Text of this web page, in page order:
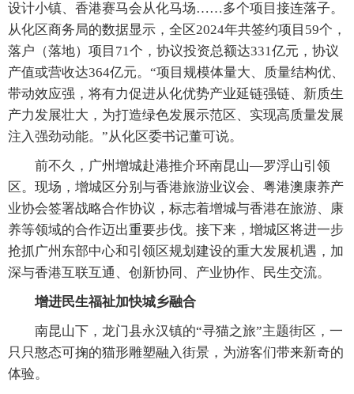
设计小镇、香港赛马会从化马场……多个项目接连落子。
从化区商务局的数据显示，全区2024年共签约项目59个，
落户（落地）项目71个，协议投资总额达331亿元，协议
产值或营收达364亿元。“项目规模体量大、质量结构优、
带动效应强，将有力促进从化优势产业延链强链、新质生
产力发展壮大，为打造绿色发展示范区、实现高质量发展
注入强劲动能。”从化区委书记董可说。
前不久，广州增城赴港推介环南昆山—罗浮山引领
区。现场，增城区分别与香港旅游业议会、粤港澳康养产
业协会签署战略合作协议，标志着增城与香港在旅游、康
养等领域的合作迈出重要步伐。接下来，增城区将进一步
抢抓广州东部中心和引领区规划建设的重大发展机遇，加
深与香港互联互通、创新协同、产业协作、民生交流。
增进民生福祉加快城乡融合
南昆山下，龙门县永汉镇的“寻猫之旅”主题街区，一
只只憨态可掬的猫形雕塑融入街景，为游客们带来新奇的
体验。